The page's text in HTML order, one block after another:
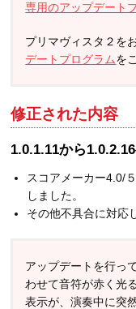
専用のアップデート
プリマヴィスタ２を
デートプログラムを
修正された内容
1.0.1.11から
スコアメーカー4.0/
しました。
その他不具合に対応
アップデートを行っ
わせて音符が赤く光
表示が、演奏中に突